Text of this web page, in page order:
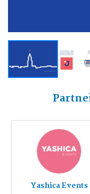
Yashica Events